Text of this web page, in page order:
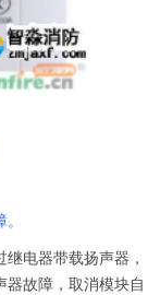
电器带载扬声器，
器故障，取消模块自